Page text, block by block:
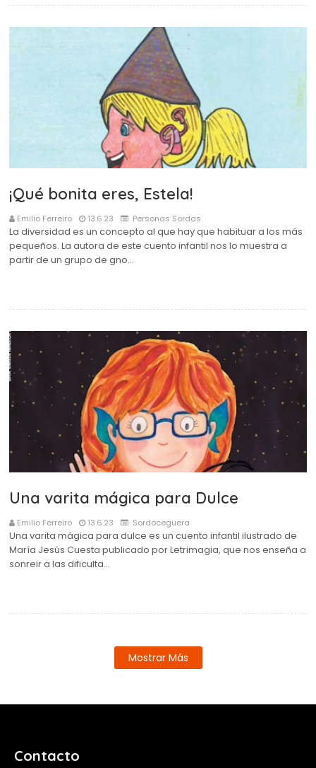
¡Qué bonita eres, Estela!
Emilio Ferreiro 13.6.23 Personas Sordas
La diversidad es un concepto al que hay que habituar a los más
pequeños. La autora de este cuento infantil nos lo muestra a
partir de un grupo de gno…
Una varita mágica para Dulce
Emilio Ferreiro 13.6.23 Sordoceguera
Una varita mágica para dulce es un cuento infantil ilustrado de
María Jesús Cuesta publicado por Letrimagia, que nos enseña a
sonreir a las dificulta…
Mostrar Más
Contacto